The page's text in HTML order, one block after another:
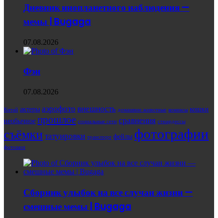
Дневник инопланетного наблюдения —
мемы | Bugaga
07.08.2026
Фэн
07.08.2026
Китай актеры аэрофото внешность домашние животные комиксы кошки
необычное прошлое социальные сети сравнения стюардессы
съёмки татуировки транспорт фейлы фотографии
фотошоп
Сборник улыбок на все случаи жизни —
смешные мемы | Bugaga